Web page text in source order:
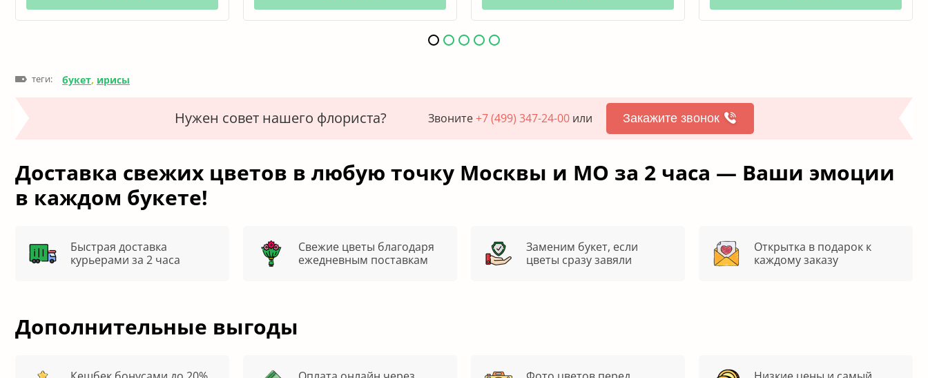
теги: букет, ирисы
Нужен совет нашего флориста? Звоните+7 (499) 347-24-00или Закажите звонок
Доставка свежих цветов в любую точку Москвы и МО за 2 часа — Ваши эмоции
в каждом букете!
Быстрая доставка
курьерами за 2 часа
Свежие цветы благодаря
ежедневным поставкам
Заменим букет, если
цветы сразу завяли
Открытка в подарок к
каждому заказу
Дополнительные выгоды